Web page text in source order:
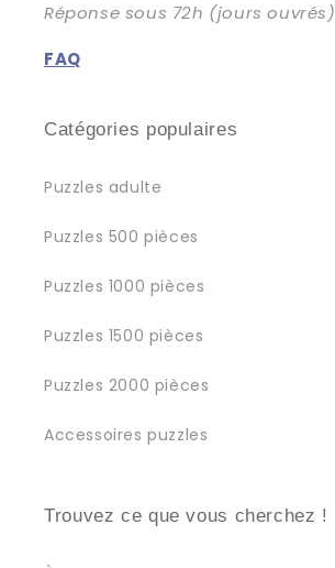
Réponse sous 72h (jours ouvrés)
FAQ
Catégories populaires
Puzzles adulte
Puzzles 500 pièces
Puzzles 1000 pièces
Puzzles 1500 pièces
Puzzles 2000 pièces
Accessoires puzzles
Trouvez ce que vous cherchez !